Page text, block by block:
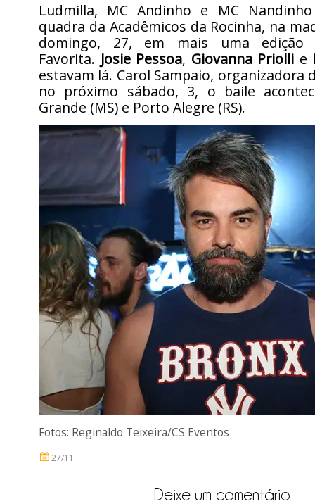
Ludmilla, MC Andinho e MC
quadra da Acadêmicos da Rocinha, na
domingo, 27, em mais uma
Favorita. Josie Pessoa, Giovanna Priolli e
estavam lá. Carol Sampaio, organizadora
no próximo sábado, 3, o baile
Grande (MS) e Porto Alegre (RS).
Fotos: Reginaldo Teixeira/CS Eventos
27/11
Deixe um comentário